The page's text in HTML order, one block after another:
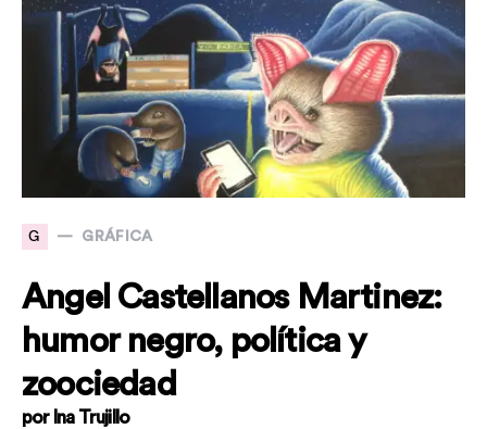
G GRÁFICA
Angel Castellanos Martinez:
humor negro, política y
zoociedad
por Ina Trujillo